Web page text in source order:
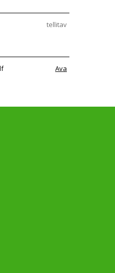
tellitav
Ava